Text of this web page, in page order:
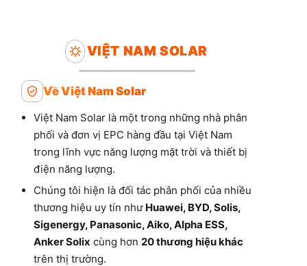
VIỆT NAM SOLAR
Về Việt Nam Solar
Việt Nam Solar là một trong những nhà phân
phối và đơn vị EPC hàng đầu tại Việt Nam
trong lĩnh vực năng lượng mặt trời và thiết bị
điện năng lượng.
Chúng tôi hiện là đối tác phân phối của nhiều
thương hiệu uy tín như Huawei, BYD, Solis,
Sigenergy, Panasonic, Aiko, Alpha ESS,
Anker Solix cùng hơn 20 thương hiệu khác
trên thị trường.